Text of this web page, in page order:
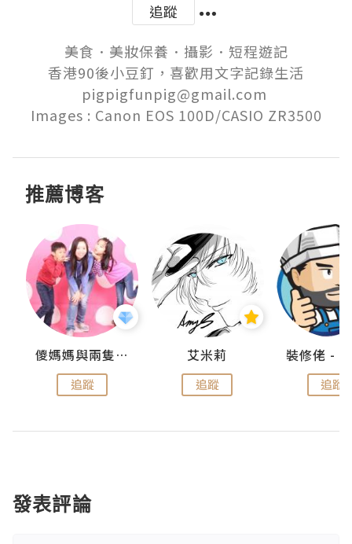
追蹤
美食．美妝保養．攝影．短程遊記
香港90後小豆釘，喜歡用文字記錄生活
pigpigfunpig@gmail.com
Images : Canon EOS 100D/CASIO ZR3500
推薦博客
儍媽媽與兩隻小魔怪之家
追蹤
艾米莉
追蹤 追蹤
發表評論